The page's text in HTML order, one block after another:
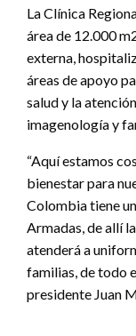
La Clínica
área de 12.000
externa,
áreas de apoyo
salud y la
imagenología y
“Aquí estamos
bienestar para
Colombia tiene
Armadas, de allí
atenderá a
familias, de todo
presidente Juan